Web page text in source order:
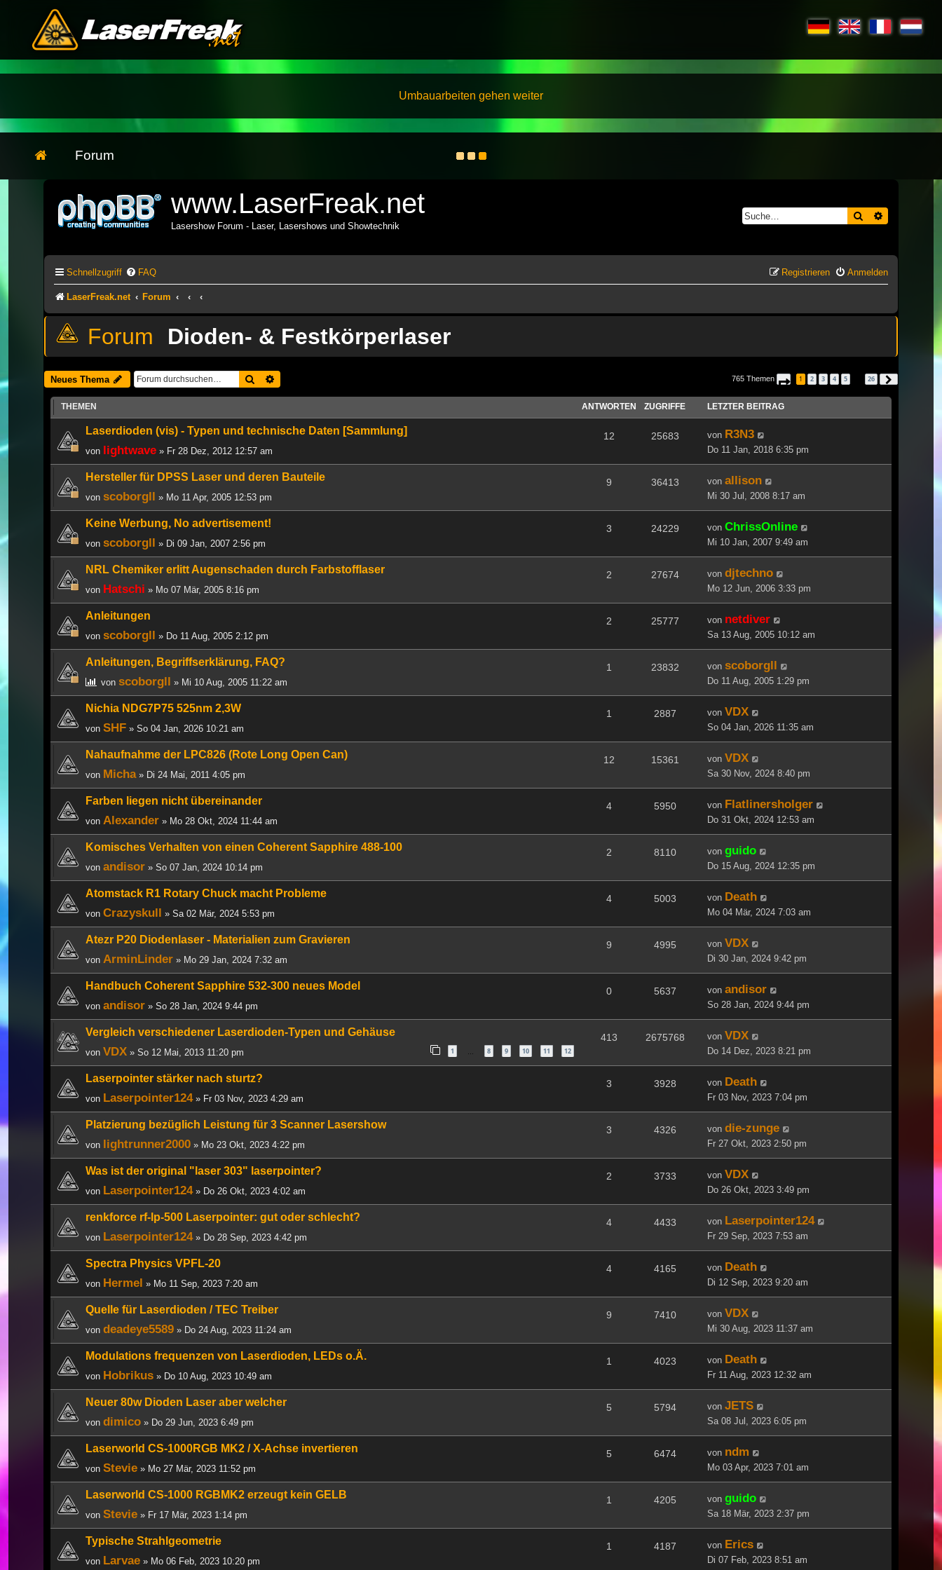
Umbauarbeiten gehen weiter
Forum
www.LaserFreak.net
Lasershow Forum - Laser, Lasershows und Showtechnik
Suche
Schnellzugriff FAQ Anmelden
Registrieren
LaserFreak.net Forum
Dioden- & Festkörperlaser
Neues Thema Suche 765 Themen Seite von 26
1 2 3 4 5 26
THEMEN ANTWORTEN ZUGRIFFE LETZTER BEITRAG
Laserdioden (vis) - Typen und technische Daten [Sammlung]
von lightwave » Fr 28 Dez, 2012 12:57 am
12 25683 von R3N3
Do 11 Jan, 2018 6:35 pm
Hersteller für DPSS Laser und deren Bauteile
von scoborgll » Mo 11 Apr, 2005 12:53 pm
9 36413 von allison
Mi 30 Jul, 2008 8:17 am
Keine Werbung, No advertisement!
von scoborgll » Di 09 Jan, 2007 2:56 pm
3 24229 von ChrissOnline
Mi 10 Jan, 2007 9:49 am
NRL Chemiker erlitt Augenschaden durch Farbstofflaser
von Hatschi » Mo 07 Mär, 2005 8:16 pm
2 27674 von djtechno
Mo 12 Jun, 2006 3:33 pm
Anleitungen
von scoborgll » Do 11 Aug, 2005 2:12 pm
2 25777 von netdiver
Sa 13 Aug, 2005 10:12 am
Anleitungen, Begriffserklärung, FAQ?
von scoborgll » Mi 10 Aug, 2005 11:22 am
1 23832 von scoborgll
Do 11 Aug, 2005 1:29 pm
Nichia NDG7P75 525nm 2,3W
von SHF » So 04 Jan, 2026 10:21 am
1 2887 von VDX
So 04 Jan, 2026 11:35 am
Nahaufnahme der LPC826 (Rote Long Open Can)
von Micha» Di 24 Mai, 2011 4:05 pm
12 15361 von VDX
Sa 30 Nov, 2024 8:40 pm
Farben liegen nicht übereinander
von Alexander » Mo 28 Okt, 2024 11:44 am
4 5950 von Flatlinersholger
Do 31 Okt, 2024 12:53 am
Komisches Verhalten von einen Coherent Sapphire 488-100
von andisor » So 07 Jan, 2024 10:14 pm
2 8110 von guido
Do 15 Aug, 2024 12:35 pm
Atomstack R1 Rotary Chuck macht Probleme
von Crazyskull » Sa 02 Mär, 2024 5:53 pm
4 5003 von Death
Mo 04 Mär, 2024 7:03 am
Atezr P20 Diodenlaser - Materialien zum Gravieren
von ArminLinder » Mo 29 Jan, 2024 7:32 am
9 4995 von VDX
Di 30 Jan, 2024 9:42 pm
Handbuch Coherent Sapphire 532-300 neues Model
von andisor » So 28 Jan, 2024 9:44 pm
0 5637 von andisor
So 28 Jan, 2024 9:44 pm
Vergleich verschiedener Laserdioden-Typen und Gehäuse
von VDX » So 12 Mai, 2013 11:20 pm 1 8 9 10 11 12
413 2675768 von VDX
Do 14 Dez, 2023 8:21 pm
Laserpointer stärker nach sturtz?
von Laserpointer124» Fr 03 Nov, 2023 4:29 am
3 3928 von Death
Fr 03 Nov, 2023 7:04 pm
Platzierung bezüglich Leistung für 3 Scanner Lasershow
von lightrunner2000 » Mo 23 Okt, 2023 4:22 pm
3 4326 von die-zunge
Fr 27 Okt, 2023 2:50 pm
Was ist der original "laser 303" laserpointer?
von Laserpointer124» Do 26 Okt, 2023 4:02 am
2 3733 von VDX
Do 26 Okt, 2023 3:49 pm
renkforce rf-lp-500 Laserpointer: gut oder schlecht?
von Laserpointer124» Do 28 Sep, 2023 4:42 pm
4 4433 von Laserpointer124
Fr 29 Sep, 2023 7:53 am
Spectra Physics VPFL-20
von Hermel » Mo 11 Sep, 2023 7:20 am
4 4165 von Death
Di 12 Sep, 2023 9:20 am
Quelle für Laserdioden / TEC Treiber
von deadeye5589 » Do 24 Aug, 2023 11:24 am
9 7410 von VDX
Mi 30 Aug, 2023 11:37 am
Modulations frequenzen von Laserdioden, LEDs o.Ä.
von Hobrikus » Do 10 Aug, 2023 10:49 am
1 4023 von Death
Fr 11 Aug, 2023 12:32 am
Neuer 80w Dioden Laser aber welcher
von dimico » Do 29 Jun, 2023 6:49 pm
5 5794 von JETS
Sa 08 Jul, 2023 6:05 pm
Laserworld CS-1000RGB MK2 / X-Achse invertieren
von Stevie » Mo 27 Mär, 2023 11:52 pm
5 6474 von ndm
Mo 03 Apr, 2023 7:01 am
Laserworld CS-1000 RGBMK2 erzeugt kein GELB
von Stevie » Fr 17 Mär, 2023 1:14 pm
1 4205 von guido
Sa 18 Mär, 2023 2:37 pm
Typische Strahlgeometrie
von Larvae » Mo 06 Feb, 2023 10:20 pm
1 4187 von Erics
Di 07 Feb, 2023 8:51 am